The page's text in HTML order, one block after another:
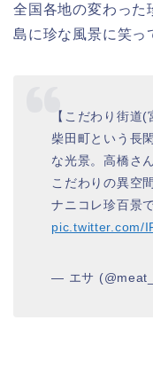
全国各地の変わった
島に珍な風景に笑っ
【こだわり街道(
柴田町という長
な光景。高橋さ
こだわりの異空
ナニコレ珍百景
pic.twitter.com/
— エサ